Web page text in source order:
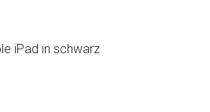
iPad in schwarz